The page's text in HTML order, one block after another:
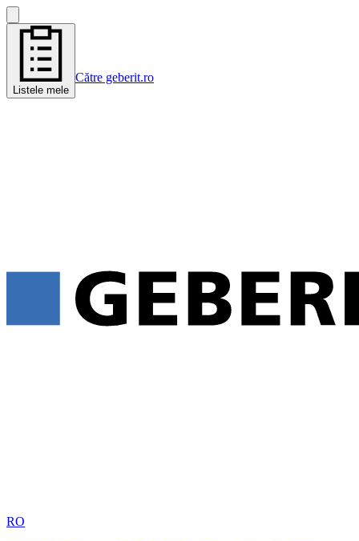
Listele mele
Către geberit.ro
RO